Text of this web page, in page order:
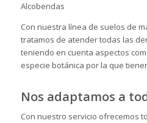
Alcobendas
Con nuestra línea de suelos de
tratamos de atender todas las
teniendo en cuenta aspectos
especie botánica por la que
Nos adaptamos a
Con nuestro servicio ofrecemos